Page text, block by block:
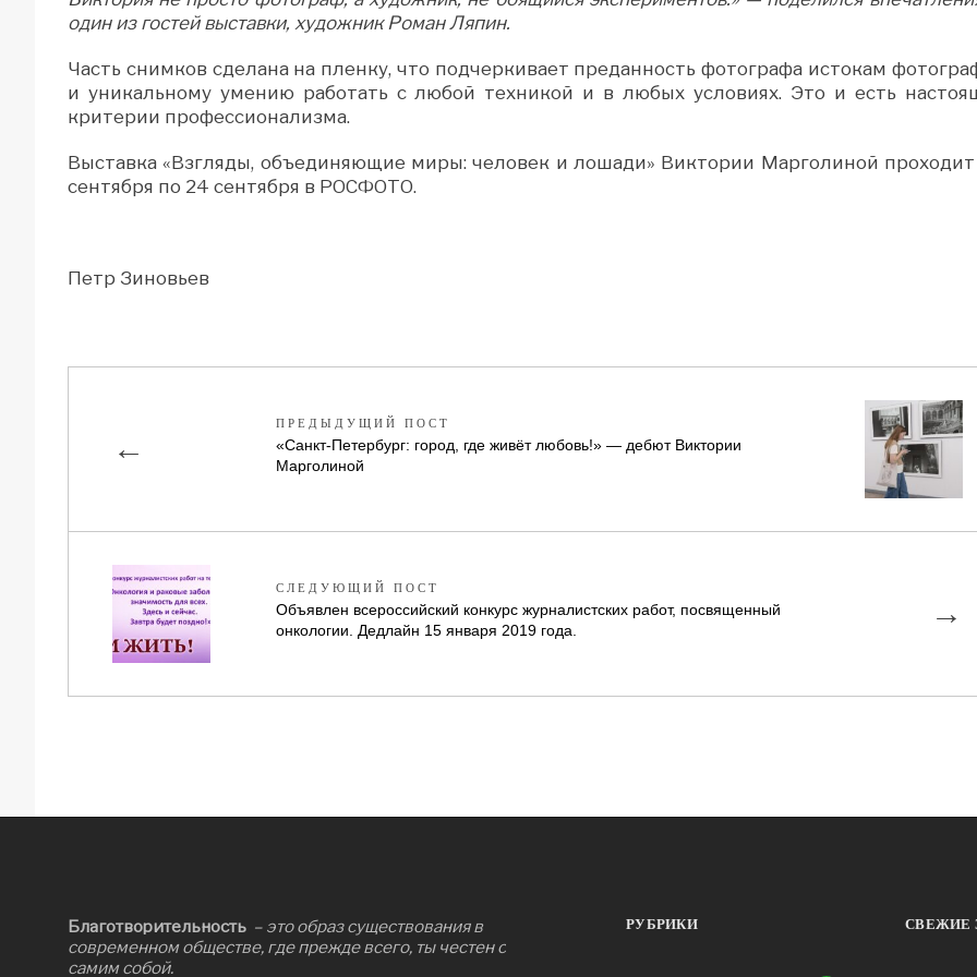
один из гостей выставки, художник Роман Ляпин.
Часть снимков сделана на пленку, что подчеркивает преданность фотографа истокам
и уникальному умению работать с любой техникой и в любых условиях. Это и есть
критерии профессионализма.
Выставка «Взгляды, объединяющие миры: человек и лошади» Виктории Марголиной проходит
сентября по 24 сентября в РОСФОТО.
Петр Зиновьев
←
ПРЕДЫДУЩИЙ ПОСТ
«Санкт-Петербург: город, где живёт любовь!» — дебют Виктории
Марголиной
→
СЛЕДУЮЩИЙ ПОСТ
Объявлен всероссийский конкурс журналистских работ, посвященный
онкологии. Дедлайн 15 января 2019 года.
Благотворительность – это образ существования в
современном обществе, где прежде всего, ты честен с
самим собой.
РУБРИКИ СВЕЖИЕ